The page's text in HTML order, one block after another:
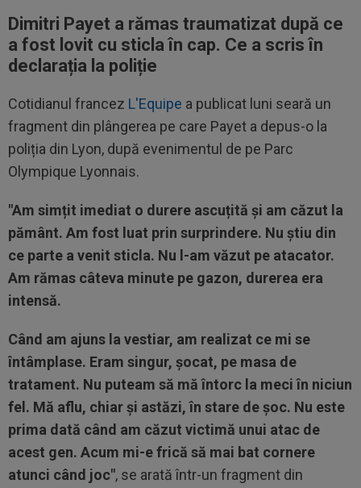
Dimitri Payet a rămas traumatizat după ce
a fost lovit cu sticla în cap. Ce a scris în
declarația la poliție
Cotidianul francez L'Equipe a publicat luni seară un
fragment din plângerea pe care Payet a depus-o la
poliția din Lyon, după evenimentul de pe Parc
Olympique Lyonnais.
"Am simțit imediat o durere ascuțită și am căzut la
pământ. Am fost luat prin surprindere. Nu știu din
ce parte a venit sticla. Nu l-am văzut pe atacator.
Am rămas câteva minute pe gazon, durerea era
intensă.
Când am ajuns la vestiar, am realizat ce mi se
întâmplase. Eram singur, șocat, pe masa de
tratament. Nu puteam să mă întorc la meci în niciun
fel. Mă aflu, chiar și astăzi, în stare de șoc. Nu este
prima dată când am căzut victimă unui atac de
acest gen. Acum mi-e frică să mai bat cornere
atunci când joc", se arată într-un fragment din